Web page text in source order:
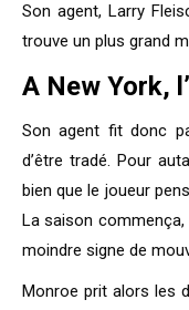
Son agent, Larry
trouve un plus grand
A New York,
Son agent fit donc
d’être tradé. Pour
bien que le joueur
La saison
moindre signe de
Monroe prit alors les